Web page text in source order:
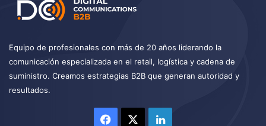
Equipo de profesionales con más de 20 años liderando la
comunicación especializada en el retail, logística y cadena de
suministro. Creamos estrategias B2B que generan autoridad y
resultados.
Facebook LinkedIn